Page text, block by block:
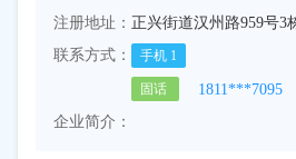
注册地址： 正兴街道汉州路959号3
联系方式：
手机 1
固话
1811***7095
企业简介：